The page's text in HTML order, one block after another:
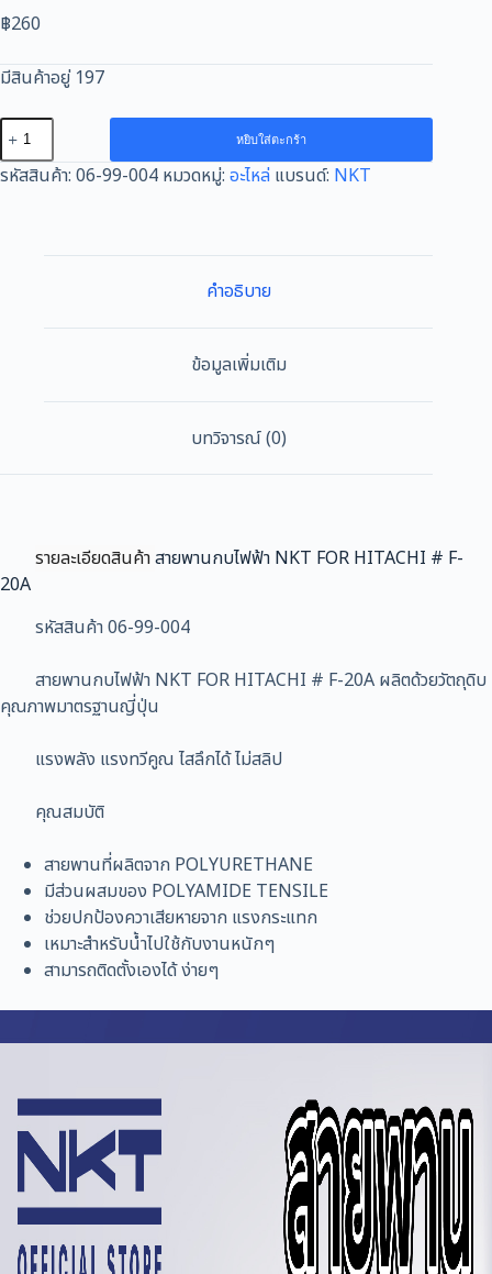
฿260
มีสินค้าอยู่ 197
จำนวน
สายพาน
กบ
หยิบใส่ตะกร้า
รหัสสินค้า: 06-99-004 หมวดหมู่: อะไหล่ แบรนด์: NKT
คำอธิบาย
ข้อมูลเพิ่มเติม
บทวิจารณ์ (0)
รายละเอียดสินค้าสายพานกบไฟฟ้า NKT FOR HITACHI # F-
20A
รหัสสินค้า 06-99-004
สายพานกบไฟฟ้า NKT FOR HITACHI # F-20A ผลิตด้วยวัตถุดิบ
คุณภาพมาตรฐานญี่ปุ่น
แรงพลัง แรงทวีคูณ ไสลึกได้ ไม่สลิป
คุณสมบัติ
สายพานที่ผลิตจาก POLYURETHANE
มีส่วนผสมของ POLYAMIDE TENSILE
ช่วยปกป้องควาเสียหายจาก แรงกระแทก
เหมาะสำหรับน้ำไปใช้กับงานหนักๆ
สามารถติดตั้งเองได้ ง่ายๆ